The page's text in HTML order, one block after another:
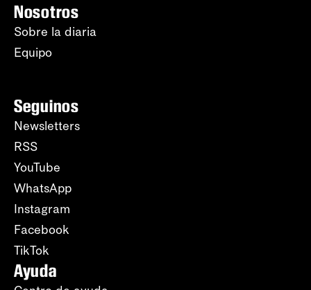
Nosotros
Sobre la diaria
Equipo
Seguinos
Newsletters
RSS
YouTube
WhatsApp
Instagram
Facebook
TikTok
Ayuda